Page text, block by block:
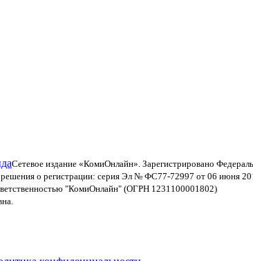
Сетевое издание «КомиОнлайн». Зарегистрировано
о регистрации: серия Эл № ФС77-72997 от 06 июня
"КомиОнлайн" (ОГРН 1231100001802)